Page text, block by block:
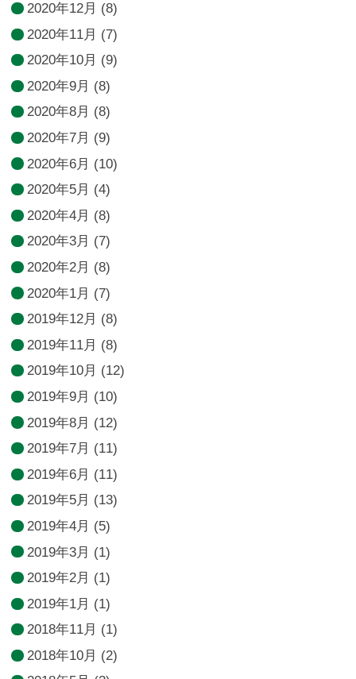
2020年12月 (8)
2020年11月 (7)
2020年10月 (9)
2020年9月 (8)
2020年8月 (8)
2020年7月 (9)
2020年6月 (10)
2020年5月 (4)
2020年4月 (8)
2020年3月 (7)
2020年2月 (8)
2020年1月 (7)
2019年12月 (8)
2019年11月 (8)
2019年10月 (12)
2019年9月 (10)
2019年8月 (12)
2019年7月 (11)
2019年6月 (11)
2019年5月 (13)
2019年4月 (5)
2019年3月 (1)
2019年2月 (1)
2019年1月 (1)
2018年11月 (1)
2018年10月 (2)